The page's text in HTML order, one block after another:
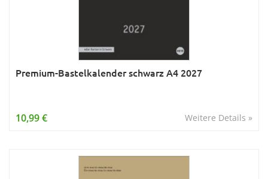
Premium-Bastelkalender schwarz A4 2027
Weitere Details »
10,99 €